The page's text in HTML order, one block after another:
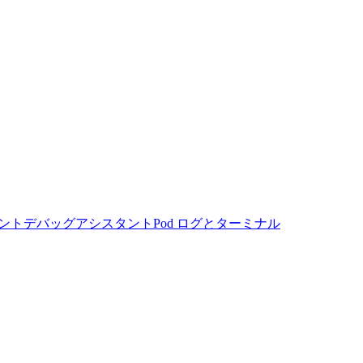
ト デバッグアシスタント Pod ログとターミナル